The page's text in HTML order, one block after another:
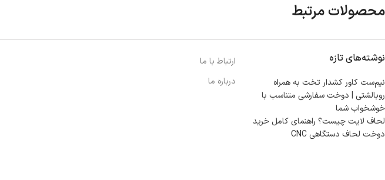
محصولات مرتبط
نوشته‌های تازه
نیم‌ست کاور کشدار تخت به همراه
روبالشتی | دوخت سفارشی متناسب با
خوشخواب شما
لحاف لایت چیست؟ راهنمای کامل خرید
دوخت لحاف دستگاهی CNC
ارتباط با ما
درباره ما